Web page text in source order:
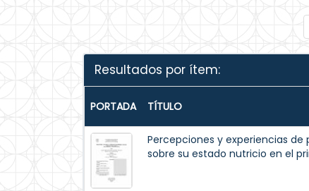
Resultados por ítem:
PORTADA TÍTULO
Percepciones y experiencias
sobre su estado nutricio en el